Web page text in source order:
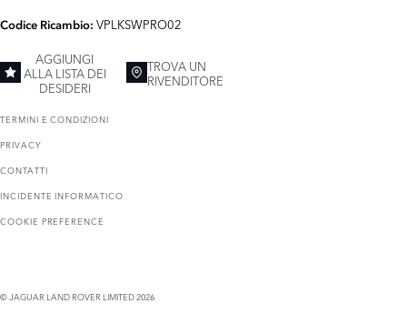
Codice Ricambio: VPLKSWPRO02
AGGIUNGI
ALLA LISTA DEI
DESIDERI
TROVA UN
RIVENDITORE
TERMINI E CONDIZIONI
PRIVACY
CONTATTI
INCIDENTE INFORMATICO
COOKIE PREFERENCE
© JAGUAR LAND ROVER LIMITED 2026